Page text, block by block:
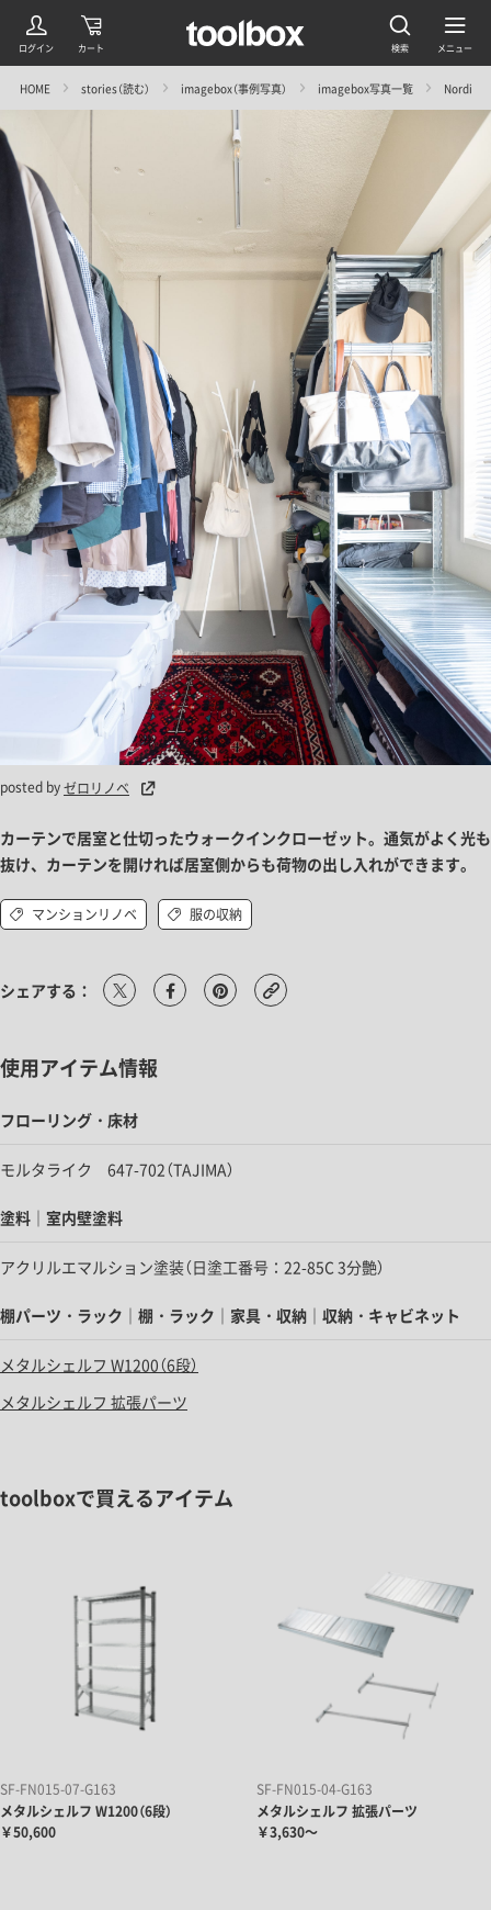
HOME stories（読む） imagebox（事例写真） imagebox写真一覧 Nordic
posted byゼロリノベ
カーテンで居室と仕切ったウォークインクローゼット。通気がよく光も
抜け、カーテンを開ければ居室側からも荷物の出し入れができます。
マンションリノベ 服の収納
シェアする：
使用アイテム情報
フローリング・床材
モルタライク 647-702（TAJIMA）
塗料｜室内壁塗料
アクリルエマルション塗装（日塗工番号：22-85C 3分艶）
棚パーツ・ラック｜棚・ラック｜家具・収納｜収納・キャビネット
メタルシェルフ W1200（6段）
メタルシェルフ 拡張パーツ
toolboxで買えるアイテム
SF-FN015-07-G163
メタルシェルフ W1200（6段）
￥50,600
SF-FN015-04-G163
メタルシェルフ 拡張パーツ
￥3,630～